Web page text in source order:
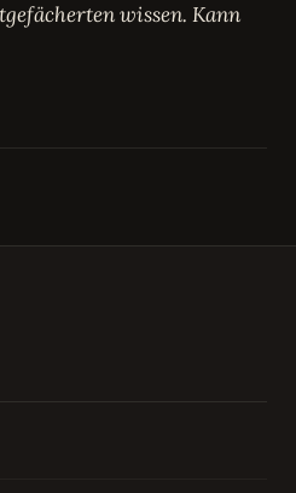
wissen. Kann